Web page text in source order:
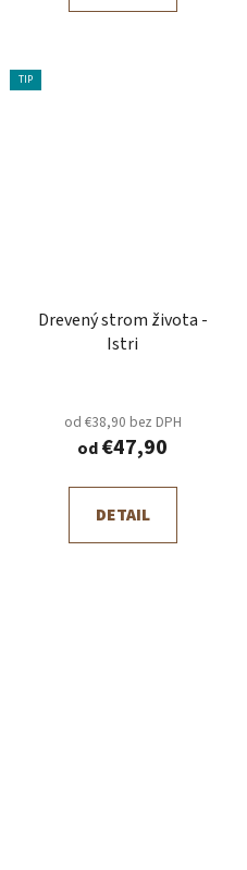
TIP
Drevený strom života -
Istri
od €38,90 bez DPH
od€47,90
DETAIL